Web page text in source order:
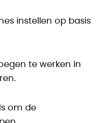
instellen op basis
te werken in
om de